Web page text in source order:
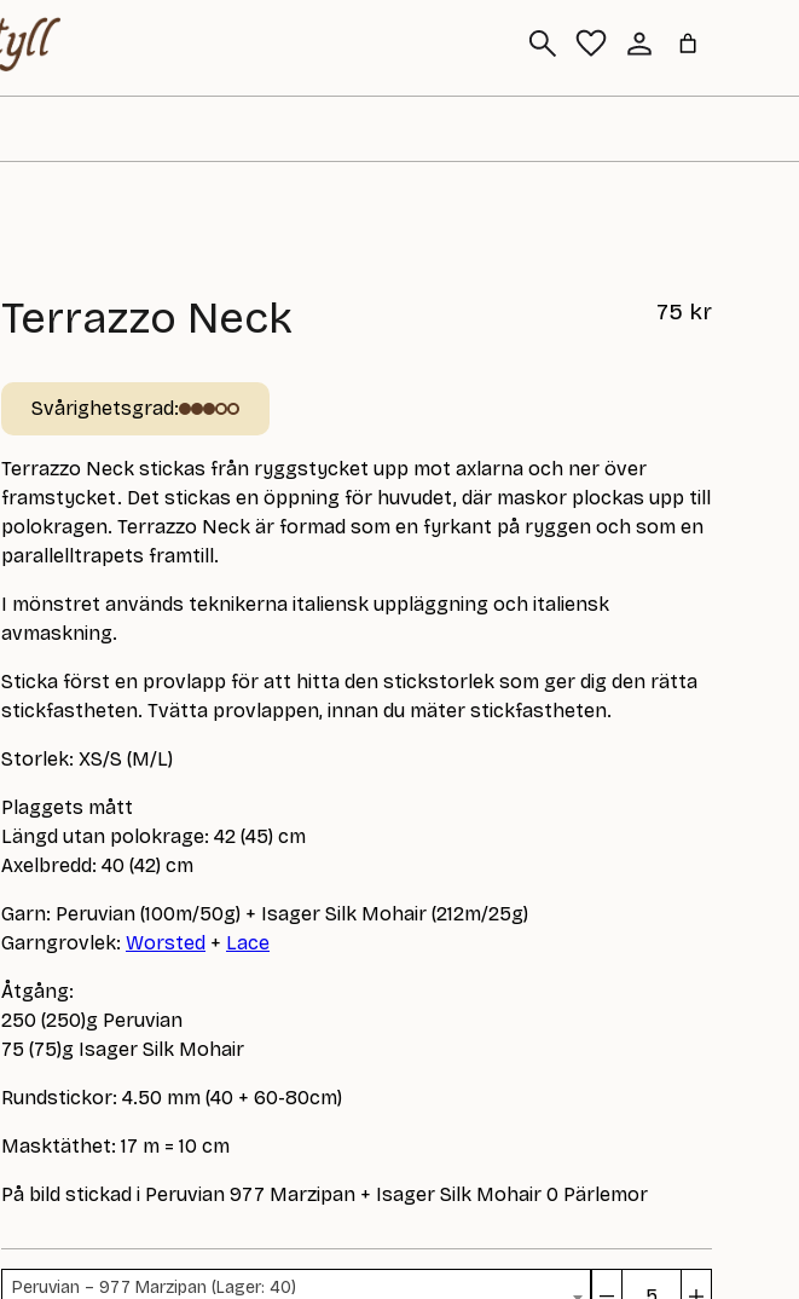
Terrazzo Neck 75 kr
Svårighetsgrad:
Terrazzo Neck stickas från ryggstycket upp mot axlarna och ner över
framstycket. Det stickas en öppning för huvudet, där maskor plockas upp till
polokragen. Terrazzo Neck är formad som en fyrkant på ryggen och som en
parallelltrapets framtill.
I mönstret används teknikerna italiensk uppläggning och italiensk
avmaskning.
Sticka först en provlapp för att hitta den stickstorlek som ger dig den rätta
stickfastheten. Tvätta provlappen, innan du mäter stickfastheten.
Storlek: XS/S (M/L)
Plaggets mått
Längd utan polokrage: 42 (45) cm
Axelbredd: 40 (42) cm
Garn: Peruvian (100m/50g) + Isager Silk Mohair (212m/25g)
Garngrovlek: Worsted + Lace
Åtgång:
250 (250)g Peruvian
75 (75)g Isager Silk Mohair
Rundstickor: 4.50 mm (40 + 60-80cm)
Masktäthet: 17 m = 10 cm
På bild stickad i Peruvian 977 Marzipan + Isager Silk Mohair 0 Pärlemor
Peruvian – 977 Marzipan (Lager: 40)